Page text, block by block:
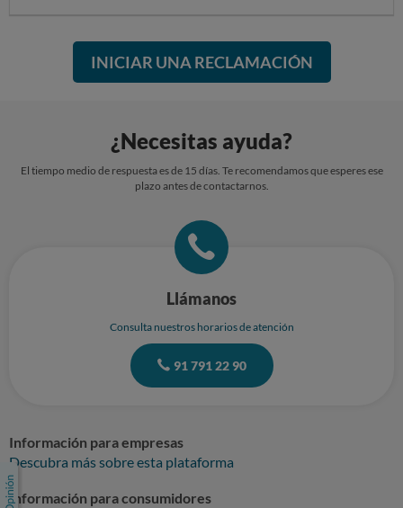
INICIAR UNA RECLAMACIÓN
¿Necesitas ayuda?
El tiempo medio de respuesta es de 15 días. Te recomendamos que esperes ese
plazo antes de contactarnos.
Llámanos
Consulta nuestros horarios de atención
91 791 22 90
Información para empresas
Descubra más sobre esta plataforma
Información para consumidores